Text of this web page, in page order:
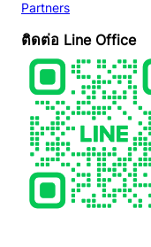
Partners
ติดต่อ Line Office